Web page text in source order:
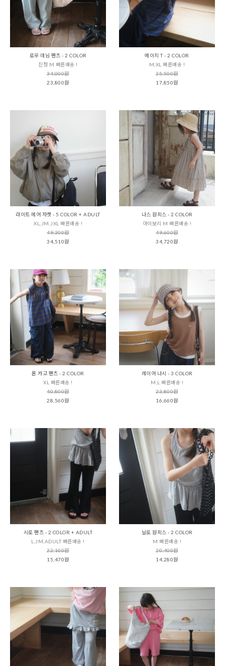
로우 데님 팬츠 - 2 COLOR
진청 M 빠른배송 !
34,000원
23,800원
에이치 T - 2 COLOR
M,XL 빠른배송 !
25,500원
17,850원
라이트 에어 자켓 - 5 COLOR + ADULT
XL,JM,JXL 빠른배송 !
49,300원
34,510원
나스 원피스 - 2 COLOR
아이보리 M 빠른배송 !
49,600원
34,720원
론 카고 팬츠 - 2 COLOR
XL 빠른배송 !
40,800원
28,560원
레이어 나시 - 3 COLOR
M,L 빠른배송 !
23,800원
16,660원
시로 팬츠 - 2 COLOR + ADULT
L,JM,ADULT 빠른배송 !
22,100원
15,470원
닐로 원피스 - 2 COLOR
M 빠른배송 !
20,400원
14,280원